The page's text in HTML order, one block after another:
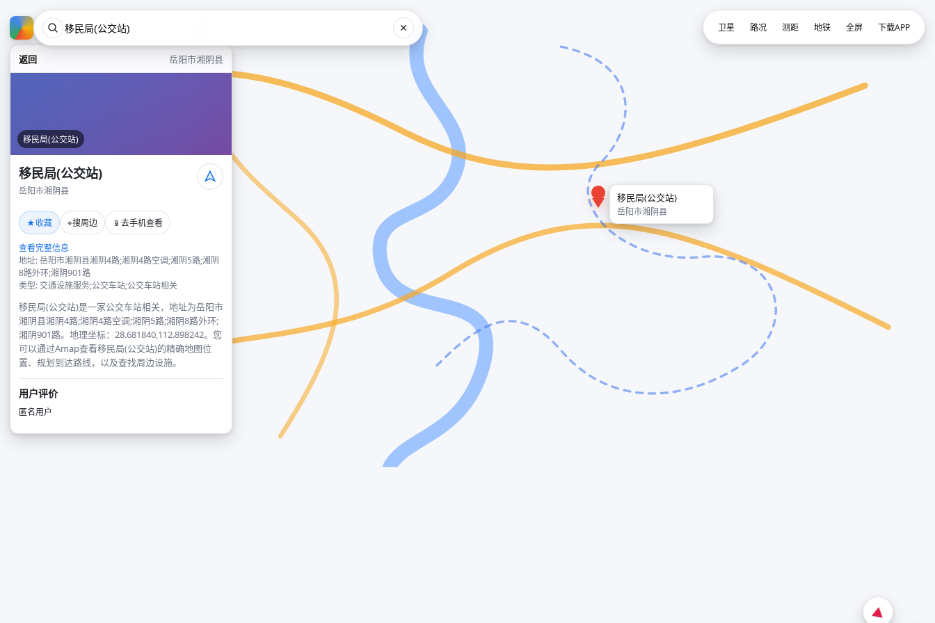
返回 岳阳市湘阴县
移民局(公交站)
移民局(公交站)
岳阳市湘阴县
★收藏 ⌖搜周边 📱 去手机查看
查看完整信息
地址: 岳阳市湘阴县湘阴4路;湘阴4路空调;湘阴5路;湘阴
8路外环;湘阴901路
类型: 交通设施服务;公交车站;公交车站相关
移民局(公交站)是一家公交车站相关，地址为岳阳市
湘阴县湘阴4路;湘阴4路空调;湘阴5路;湘阴8路外环;
湘阴901路。地理坐标：28.681840,112.898242。您
可以通过Amap查看移民局(公交站)的精确地图位
置、规划到达路线，以及查找周边设施。
用户评价
匿名用户
移民局(公交站)
岳阳市湘阴县
卫星 路况 测距 地铁 全屏 下载APP